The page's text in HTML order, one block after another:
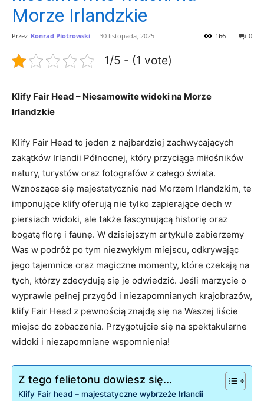
Morze Irlandzkie
Przez Konrad Piotrowski - 30 listopada, 2025 0
166
1/5 - (1 vote)
Klify Fair Head – Niesamowite widoki na Morze
Irlandzkie
Klify Fair Head to jeden z najbardziej zachwycających
zakątków Irlandii Północnej, który przyciąga miłośników
natury, turystów oraz fotografów z całego świata.
Wznoszące się majestatycznie nad Morzem Irlandzkim, te
imponujące klify oferują nie tylko zapierające dech w
piersiach widoki, ale także fascynującą historię oraz
bogatą florę i faunę. W dzisiejszym artykule zabierzemy
Was w podróż po tym niezwykłym miejscu, odkrywając
jego tajemnice oraz magiczne momenty, które czekają na
tych, którzy zdecydują się je odwiedzić. Jeśli marzycie o
wyprawie pełnej przygód i niezapomnianych krajobrazów,
klify Fair Head z pewnością znajdą się na Waszej liście
miejsc do zobaczenia. Przygotujcie się na spektakularne
widoki i niezapomniane wspomnienia!
Z tego felietonu dowiesz się...
Klify Fair head – majestatyczne wybrzeże Irlandii